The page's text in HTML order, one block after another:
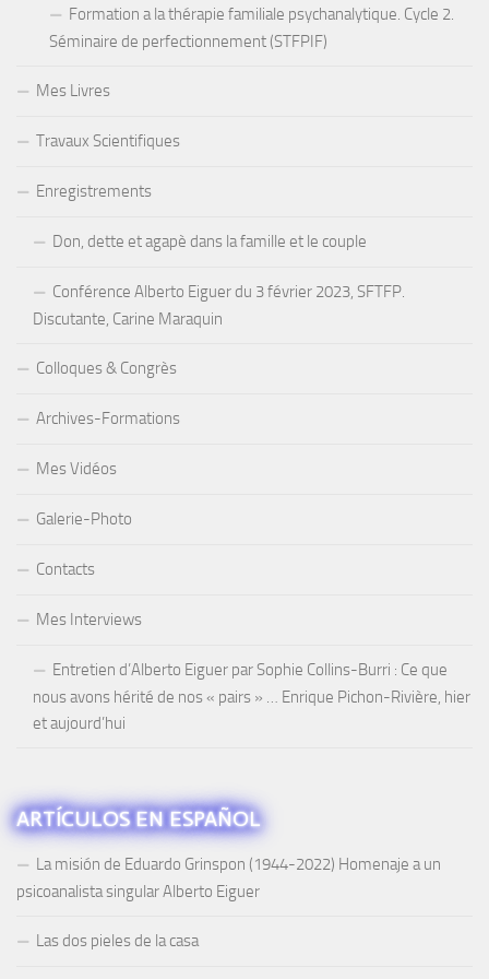
Formation a la thérapie familiale psychanalytique. Cycle 2.
Séminaire de perfectionnement (STFPIF)
Mes Livres
Travaux Scientifiques
Enregistrements
Don, dette et agapè dans la famille et le couple
Conférence Alberto Eiguer du 3 février 2023, SFTFP.
Discutante, Carine Maraquin
Colloques & Congrès
Archives-Formations
Mes Vidéos
Galerie-Photo
Contacts
Mes Interviews
Entretien d’Alberto Eiguer par Sophie Collins-Burri : Ce que
nous avons hérité de nos « pairs » … Enrique Pichon-Rivière, hier
et aujourd’hui
ARTÍCULOS EN ESPAÑOL
La misión de Eduardo Grinspon (1944-2022) Homenaje a un
psicoanalista singular Alberto Eiguer
Las dos pieles de la casa